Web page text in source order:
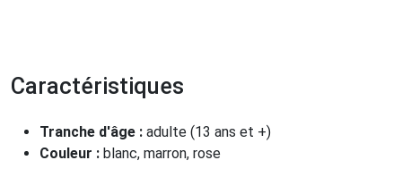
Caractéristiques
Tranche d'âge : adulte (13 ans et +)
Couleur : blanc, marron, rose